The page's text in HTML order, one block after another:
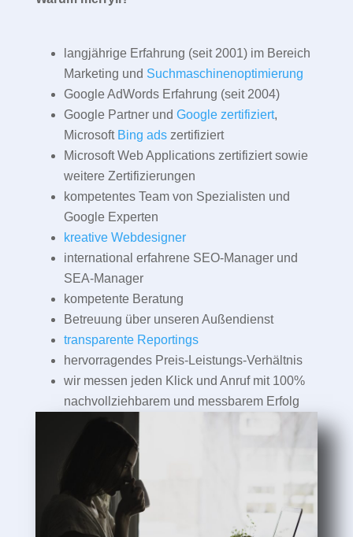
langjährige Erfahrung (seit 2001) im Bereich
Marketing und Suchmaschinenoptimierung
Google AdWords Erfahrung (seit 2004)
Google Partner und Google zertifiziert,
Microsoft Bing adszertifiziert
Microsoft Web Applications zertifiziert sowie
weitere Zertifizierungen
kompetentes Team von Spezialisten und
Google Experten
kreative Webdesigner
international erfahrene SEO-Manager und
SEA-Manager
kompetente Beratung
Betreuung über unseren Außendienst
transparente Reportings
hervorragendes Preis-Leistungs-Verhältnis
wir messen jeden Klick und Anruf mit 100%
nachvollziehbarem und messbarem Erfolg